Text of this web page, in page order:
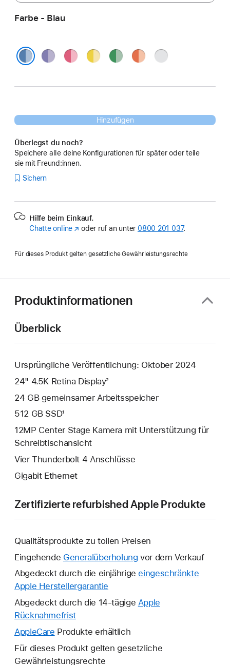
Farbe - Blau
ViolettPink Gelb Grün OrangeSilber
Hinzufügen
Überlegst du noch?
Speichere alle deine Konfigurationen für später oder teile
sie mit Freund:innen.
Sichern
Hilfe beim Einkauf.
Chatte online (Öffnet
Fenster)
oder ruf an unter 0800 201 037.
Für dieses Produkt gelten gesetzliche Gewährleistungsrechte
Produktinformationen
Überblick
Ursprüngliche Veröffentlichung: Oktober 2024
24" 4.5K Retina Display²
24 GB gemeinsamer Arbeitsspeicher
512 GB SSD¹
12MP Center Stage Kamera mit Unterstützung für
Schreibtischansicht
Vier Thunderbolt 4 Anschlüsse
Gigabit Ethernet
Zertifizierte refurbished Apple Produkte
Qualitätsprodukte zu tollen Preisen
Eingehende Generalüberholung vor dem Verkauf
Abgedeckt durch die einjährige eingeschränkte
Apple Herstellergarantie
neues
geöffnet.
Abgedeckt durch die 14-tägige Apple
RücknahmefristEin
neues
wird
AppleCare Ein
neues
Fenster
Produkte erhältlich
Für dieses Produkt gelten gesetzliche
Gewährleistungsrechte